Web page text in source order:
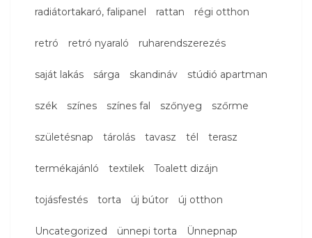
radiátortakaró, falipanel rattan régi otthon
retró retró nyaraló ruharendszerezés
saját lakás sárga skandináv stúdió apartman
szék színes színes fal szőnyeg szőrme
születésnap tárolás tavasz tél terasz
termékajánló textilek Toalett dizájn
tojásfestés torta új bútor új otthon
Uncategorized ünnepi torta Ünnepnap